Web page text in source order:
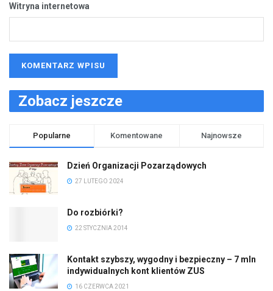
Witryna internetowa
Zobacz jeszcze
Popularne Komentowane Najnowsze
Dzień Organizacji Pozarządowych
27 LUTEGO 2024
Do rozbiórki?
22 STYCZNIA 2014
Kontakt szybszy, wygodny i bezpieczny – 7 mln
indywidualnych kont klientów ZUS
16 CZERWCA 2021